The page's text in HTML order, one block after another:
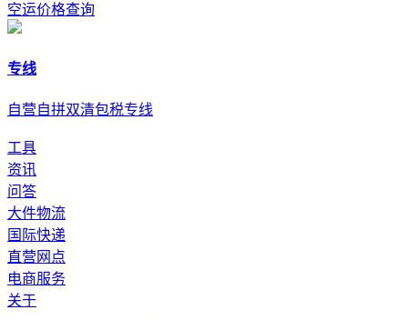
空运价格查询
专线
自营自拼双清包税专线
工具
资讯
问答
大件物流
国际快递
直营网点
电商服务
关于